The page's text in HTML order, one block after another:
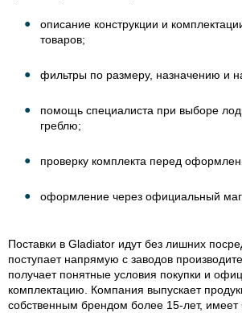
описание конструкции и
товаров;
фильтры по размеру, назначению и
помощь специалиста при выборе
греблю;
проверку комплекта перед
оформление через официальный
Поставки в Gladiator идут без лишних
поступает напрямую с заводов
получает понятные условия покупки и
комплектацию. Компания выпускает
собственным брендом более 15-лет,